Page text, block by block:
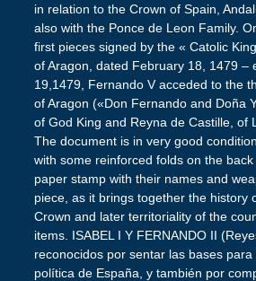
in relation to the Crown of Spain,
also with the Ponce de Leon Family.
first pieces signed by the « Catolic
of Aragon, dated February 18, 1479 –
19,1479, Fernando V acceded to the
of Aragon («Don Fernando and Doña
of God King and Reyna de Castille, of
The document is in very good
with some reinforced folds on the
paper stamp with their names and
piece, as it brings together the history
Crown and later territoriality of the
items. ISABEL I Y FERNANDO II
reconocidos por sentar las bases para
política de España, y también por